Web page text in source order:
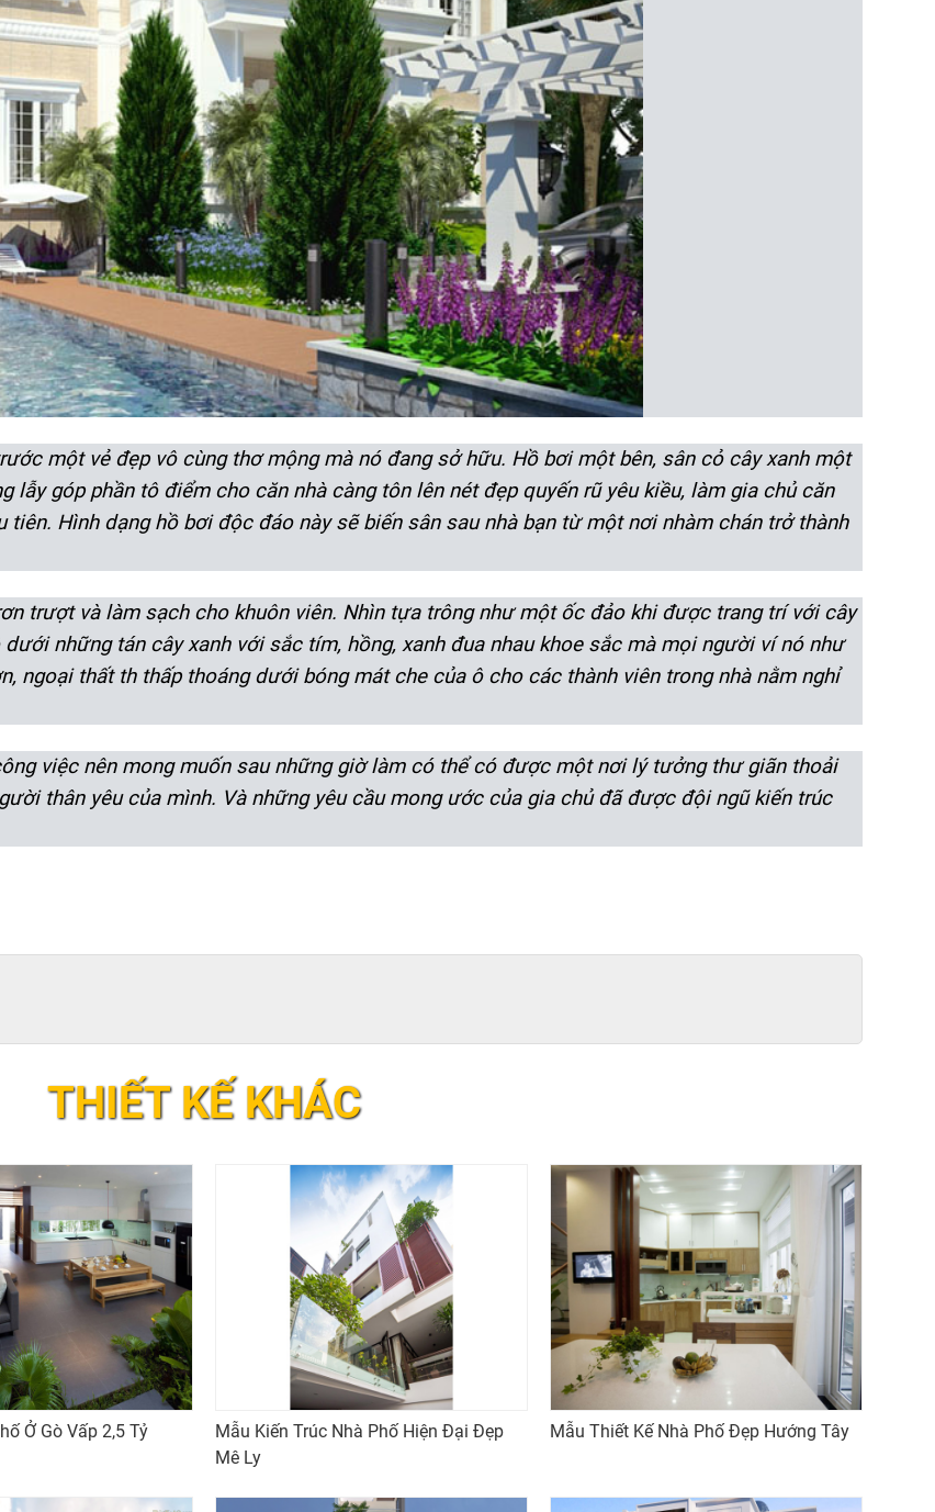
một vẻ đẹp vô cùng thơ mộng mà nó đang sở hữu. Hồ bơi một bên, sân cỏ cây xanh một
lẫy góp phần tô điểm cho căn nhà càng tôn lên nét đẹp quyến rũ yêu kiều, làm gia chủ căn
tiên. Hình dạng hồ bơi độc đáo này sẽ biến sân sau nhà bạn từ một nơi nhàm chán trở thành
trượt và làm sạch cho khuôn viên. Nhìn tựa trông như một ốc đảo khi được trang trí với cây
những tán cây xanh với sắc tím, hồng, xanh đua nhau khoe sắc mà mọi người ví nó như
ngoại thất ththấp thoáng dưới bóng mát che của ô cho các thành viên trong nhà nằm nghỉ
việc nên mong muốn sau những giờ làm có thể có được một nơi lý tưởng thư giãn thoải
thân yêu của mình. Và những yêu cầu mong ước của gia chủ đã được đội ngũ kiến trúc
THIẾT KẾ KHÁC
Ở Gò Vấp 2,5 Tỷ
Mẫu Kiến Trúc Nhà Phố Hiện Đại Đẹp
Mê Ly
Mẫu Thiết Kế Nhà Phố Đẹp Hướng Tây